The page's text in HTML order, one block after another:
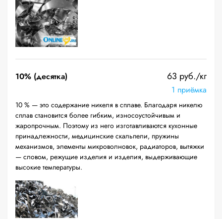
10% (десятка) 63 руб./кг
1 приёмка
10 % — это содержание никеля в сплаве. Благодаря никелю
сплав становится более гибким, износоустойчивым и
жаропрочным. Поэтому из него изготавливаются кухонные
принадлежности, медицинские скальпели, пружины
механизмов, элементы микроволновок, радиаторов, вытяжки
— словом, режущие изделия и изделия, выдерживающие
высокие температуры.